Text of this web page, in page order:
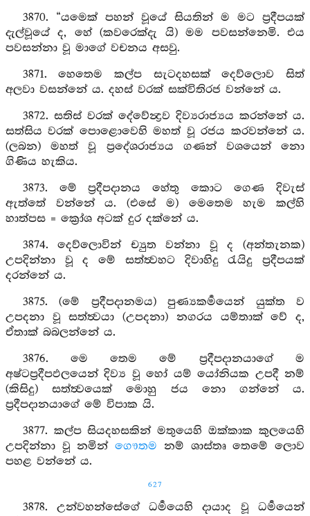
3870. “යමෙක් පහන් වූයේ සියතින් ම මට ප්‍රදීපයක්
දැල්වූයේ ද, හේ (කවරෙක්දැ යි) මම පවසන්නෙමි. එය
පවසන්නා වූ මාගේ වචනය අසවු.
3871. හෙතෙම කල්ප සැටදහසක් දෙව්ලොව සිත්
අලවා වසන්නේ ය. දහස් වරක් සක්විතිරජ වන්නේ ය.
3872. සතිස් වරක් දේවේන්‍ද්‍රව දිව්‍යරාජ්‍යය කරන්නේ ය.
සත්සිය වරක් පොළොවෙහි මහත් වූ රජය කරවන්නේ ය.
(ලබන) මහත් වූ ප්‍රදේශරාජ්‍යය ගණන් වශයෙන් නො
ගිණිය හැකිය.
3873. මේ ප්‍රදීපදානය හේතු කොට ගෙණ දිවැස්
ඇත්තේ වන්නේ ය. (එසේ ම) මෙතෙම හැම කල්හි
හාත්පස = ක්‍රෝශ අටක් දුර දක්නේ ය.
3874. දෙව්ලොවින් ච්‍යුත වන්නා වූ ද (අන්තැනක)
උපදින්නා වූ ද මේ සත්ත්‍වහට දිවාහිදු රැයිදු ප්‍රදීපයක්
දරන්නේ ය.
3875. (මේ ප්‍රදීපදානමය) පුණ්‍යකර්‍මයෙන් යුක්ත ව
උපදනා වූ සත්ත්‍වයා (උපදනා) නගරය යම්තාක් වේ ද,
ඒතාක් බබලන්නේ ය.
3876. මෙ තෙම මේ ප්‍රදීපදානයාගේ ම
අෂ්ටප්‍රදීපඵලයෙන් දිව්‍ය වූ හෝ යම් යෝනියක උපදී නම්
(කිසිදු) සත්ත්‍වයෙක් මොහු ජය නො ගන්නේ ය.
ප්‍රදීපදානයාගේ මේ විපාක යි.
3877. කල්ප සියදහසකින් මතුයෙහි ඔක්කාක කුලයෙහි
උපදින්නා වූ නමින්ගෞතම නම් ශාස්තෘ තෙමේ ලොව
පහළ වන්නේ ය.
627
3878. උන්වහන්සේගේ ධර්‍මයෙහි දායාද වූ ධර්‍මයෙන්